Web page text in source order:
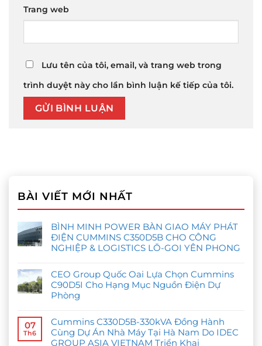
Trang web
Lưu tên của tôi, email, và trang web trong
trình duyệt này cho lần bình luận kế tiếp của tôi.
BÀI VIẾT MỚI NHẤT
BÌNH MINH POWER BÀN GIAO MÁY PHÁT
ĐIỆN CUMMINS C350D5B CHO CÔNG
NGHIỆP & LOGISTICS LŌ-GOI YÊN PHONG
bình
luận
ở
BÌNH
MINH
GIAO
MÁY
PHÁT
ĐIỆN
CEO Group Quốc Oai Lựa Chọn Cummins
C90D5I Cho Hạng Mục Nguồn Điện Dự
Phòng
bình
luận
ở
CEO
07
Th6
Cummins C330D5B-330kVA Đồng Hành
Cùng Dự Án Nhà Máy Tại Hà Nam Do IDEC
GROUP ASIA VIETNAM Triển Khai